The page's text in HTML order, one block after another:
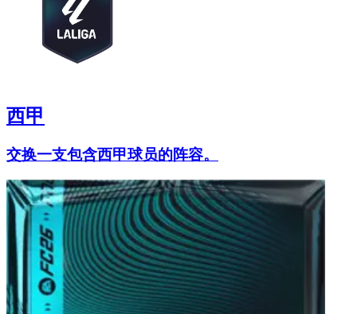
西甲
交换一支包含西甲球员的阵容。